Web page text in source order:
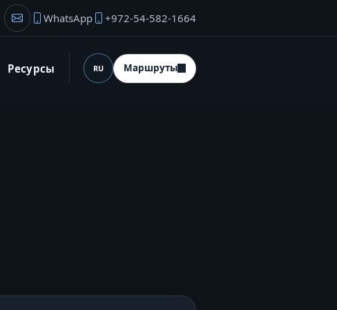
Электронная почта основателя
WhatsApp +972-54-582-1664
Ресурсы Язык (desktop)
RU Маршруты